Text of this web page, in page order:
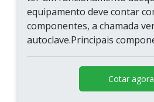
equipamento deve contar
componentes, a chamada
autoclave.Principais
Cotar agora